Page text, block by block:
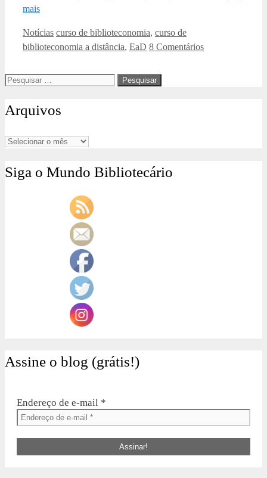
mais
Categorias
Notícias Tags
curso de biblioteconomia, curso de
biblioteconomia a distância, EaD 8 Comentários
Pesquisar
Arquivos
Arquivos
Siga o Mundo Bibliotecário
Assine o blog (grátis!)
Endereço de e-mail *